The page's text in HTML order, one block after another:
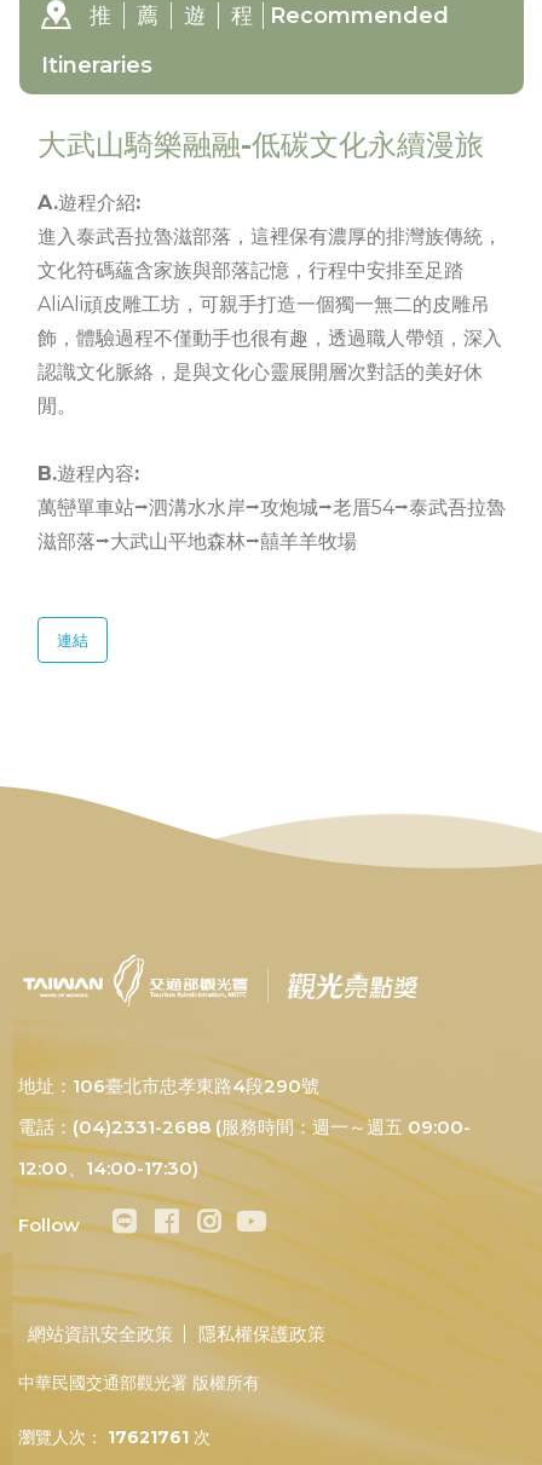
推 薦 遊 程
Recommended
Itineraries
大武山騎樂融融-低碳文化永續漫旅
A.遊程介紹:
進入泰武吾拉魯滋部落，這裡保有濃厚的排灣族傳統，
文化符碼蘊含家族與部落記憶，行程中安排至足踏
AliAli頑皮雕工坊，可親手打造一個獨一無二的皮雕吊
飾，體驗過程不僅動手也很有趣，透過職人帶領，深入
認識文化脈絡，是與文化心靈展開層次對話的美好休
閒。
B.遊程內容:
萬巒單車站⭢泗溝水水岸⭢攻炮城⭢老厝54⭢泰武吾拉魯
滋部落⭢大武山平地森林⭢囍羊羊牧場
連結
地址：106臺北市忠孝東路4段290號
電話：(04)2331-2688 (服務時間：週一～週五 09:00-
12:00、14:00-17:30)
Follow
網站資訊安全政策 隱私權保護政策
中華民國交通部觀光署 版權所有
瀏覽人次： 17621761 次